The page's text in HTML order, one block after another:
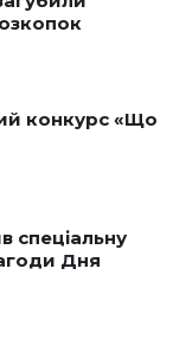
конкурс «Що
спеціальну
Дня